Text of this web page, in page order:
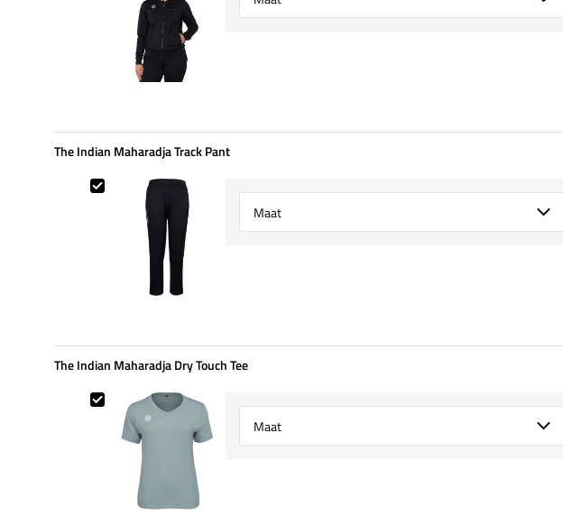
The Indian Maharadja Track Pant
The Indian Maharadja Track Pant
The Indian Maharadja Dry Touch Tee
The Indian Maharadja Dry Touch Tee